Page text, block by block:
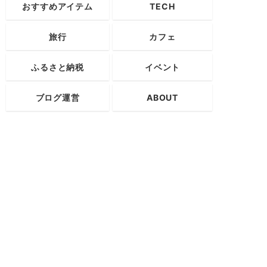
おすすめアイテム TECH
旅行 カフェ
ふるさと納税 イベント
ブログ運営 ABOUT